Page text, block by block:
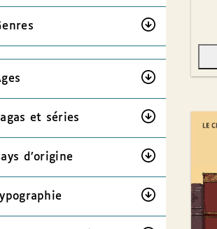
et séries
d’origine